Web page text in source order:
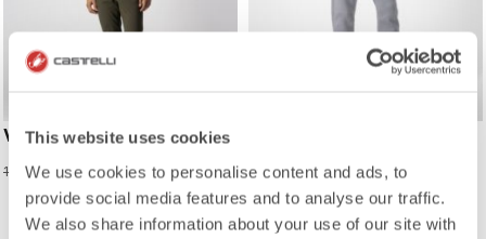
This website uses cookies
We use cookies to personalise content and ads, to
provide social media features and to analyse our traffic.
We also share information about your use of our site with
VG 5 POCKET PANT
179,00 CHF 71,60 CHF
109,00 CHF